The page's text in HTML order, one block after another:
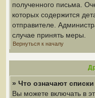
полученного письма.
которых содержится
отправителе.
случае принять меры.
Вернуться к началу
» Что означают
Вы можете включать в